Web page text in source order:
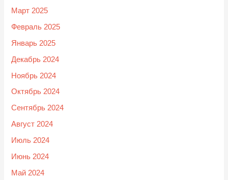
Март 2025
Февраль 2025
Январь 2025
Декабрь 2024
Ноябрь 2024
Октябрь 2024
Сентябрь 2024
Август 2024
Июль 2024
Июнь 2024
Май 2024